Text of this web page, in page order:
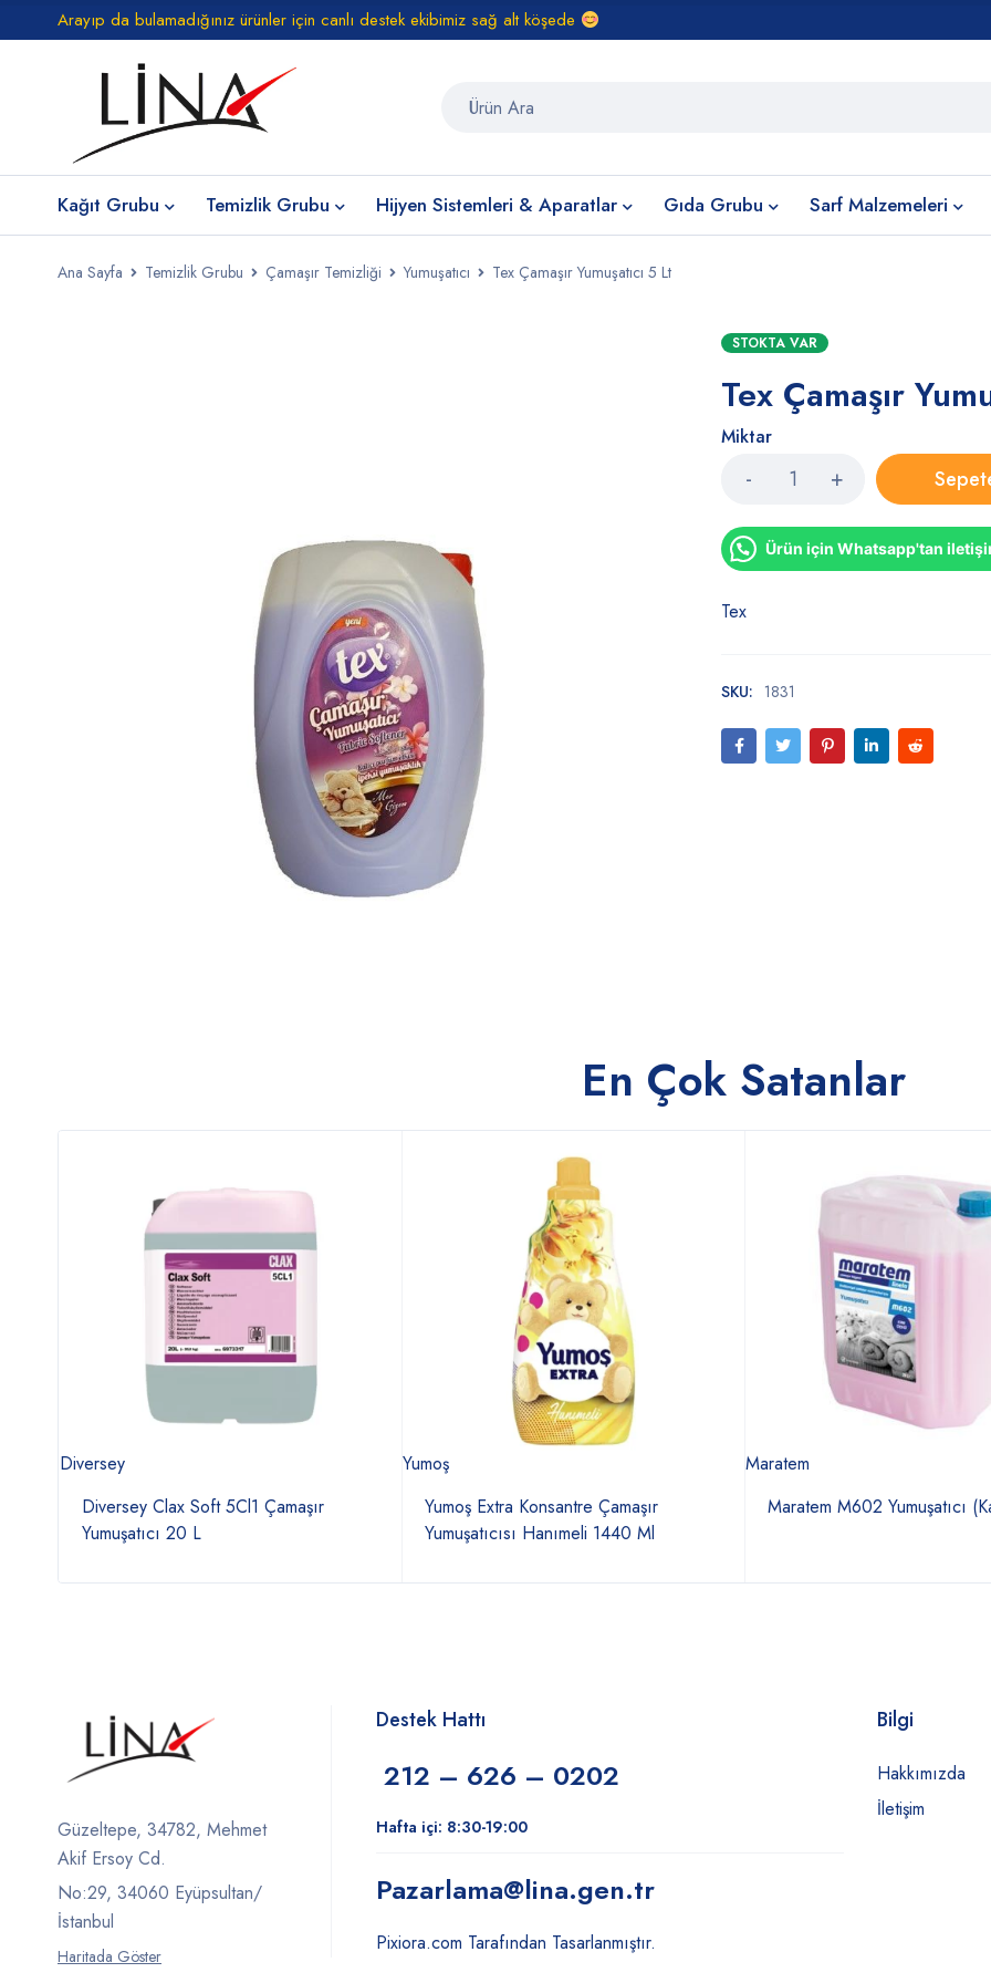
Arayıp da bulamadığınız ürünler için canlı destek ekibimiz sağ alt köşede
Kağıt Grubu Temizlik Grubu Hijyen Sistemleri & Aparatlar Gıda Grubu Sarf Malzemeleri
Ana Sayfa Temizlik Grubu Çamaşır Temizliği Yumuşatıcı Tex Çamaşır Yumuşatıcı 5 Lt
STOKTA VAR
Tex Çamaşır
Miktar
Ürün için Whatsapp'tan
Tex
SKU: 1831
En Çok Satanlar
Diversey
Diversey Clax Soft 5Cl1 Çamaşır
Yumuşatıcı 20 L
Yumoş
Yumoş Extra Konsantre Çamaşır
Yumuşatıcısı Hanımeli 1440 Ml
Maratem
Maratem M602 Yumuşatıcı
Güzeltepe, 34782, Mehmet
Akif Ersoy Cd.
No:29, 34060 Eyüpsultan/
İstanbul
Haritada Göster
Destek Hattı
212 – 626 – 0202
Hafta içi: 8:30-19:00
Pazarlama@lina.gen.tr
Pixiora.com Tarafından Tasarlanmıştır.
Bilgi
Hakkımızda
İletişim